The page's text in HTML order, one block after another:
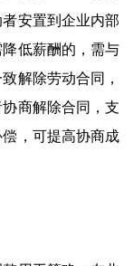
安置到企业内部
低薪酬的，需与
解除劳动合同，
商解除合同，支
，可提高协商成